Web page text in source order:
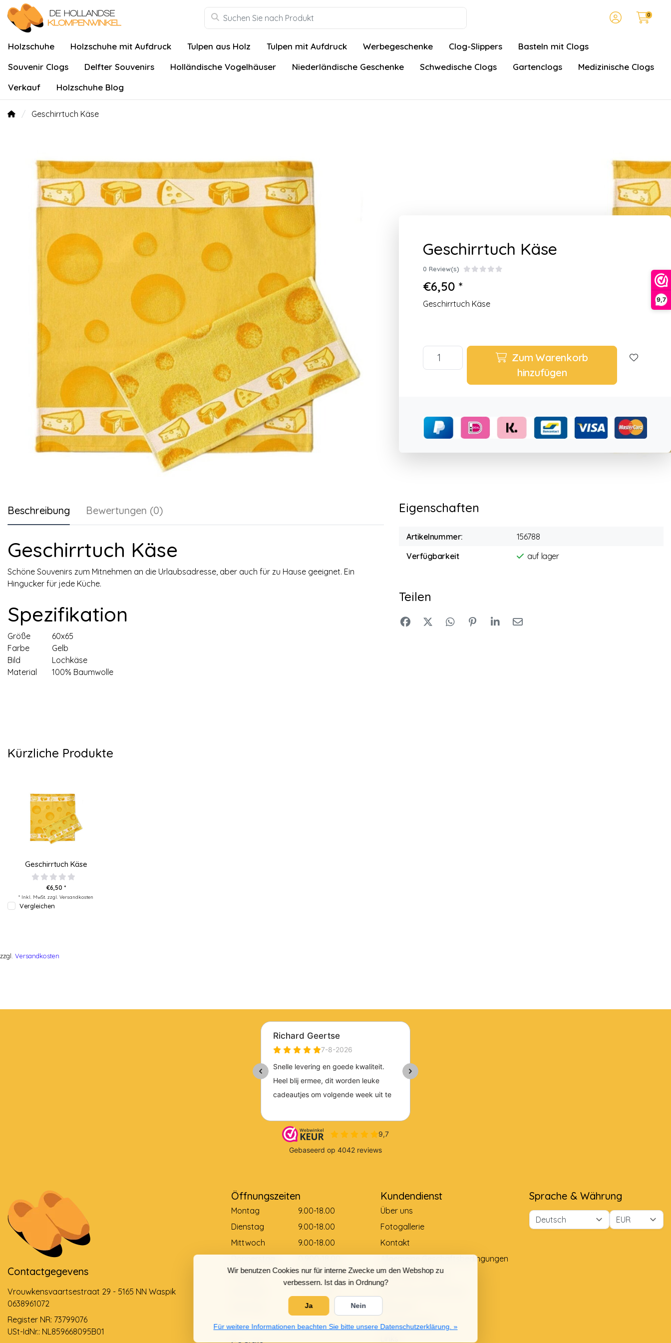
9,7
Wir benutzen Cookies nur für interne Zwecke um den Webshop zu
verbessern. Ist das in Ordnung?
Ja Nein
Für weitere Informationen beachten Sie bitte unsere Datenschutzerklärung. »
0
Holzschuhe Holzschuhe mit Aufdruck Tulpen aus Holz Tulpen mit Aufdruck Werbegeschenke Clog-Slippers
Basteln mit Clogs
Souvenir Clogs
Delfter Souvenirs Holländische Vogelhäuser Niederländische Geschenke Schwedische Clogs Gartenclogs
Medizinische Clogs
Verkauf
Holzschuhe Blog
Geschirrtuch Käse
Geschirrtuch Käse
0 Review(s)
€6,50 *
Geschirrtuch Käse
Zum Warenkorb
hinzufügen
Beschreibung Bewertungen (0)
Geschirrtuch Käse
Schöne Souvenirs zum Mitnehmen an die Urlaubsadresse, aber auch für zu Hause geeignet. Ein
Hingucker für jede Küche.
Spezifikation
Größe
60x65
Farbe
Gelb
Bild
Lochkäse
Material
100% Baumwolle
Eigenschaften
Artikelnummer:
156788
Verfügbarkeit
auf lager
Teilen
Kürzliche Produkte
Geschirrtuch Käse
€6,50 *
* Inkl. MwSt. zzgl. Versandkosten
Vergleichen
zzgl. Versandkosten
Contactgegevens
Vrouwkensvaartsestraat 29 - 5165 NN Waspik
0638961072
Register NR: 73799076
USt-IdNr.: NL859668095B01
Öffnungszeiten
Montag
9.00-18.00
Dienstag
9.00-18.00
Mittwoch
9.00-18.00
Freitag
0.900-18.00
Gesloten
Kundendienst
Über uns
Fotogallerie
Kontakt
Allgemeine Geschäftsbedingungen
Zahlungsmethode
Größentabelle
Sprache & Währung